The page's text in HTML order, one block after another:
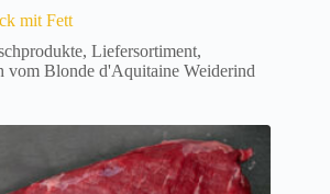
mit Fett
, Liefersortiment,
vom Blonde d'Aquitaine Weiderind